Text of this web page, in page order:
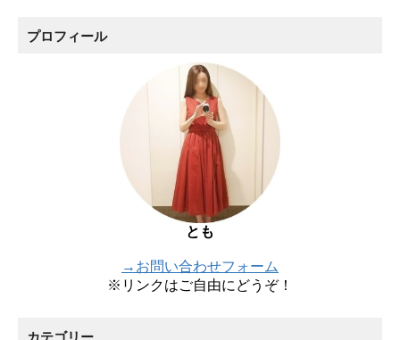
プロフィール
とも
→お問い合わせフォーム
※リンクはご自由にどうぞ！